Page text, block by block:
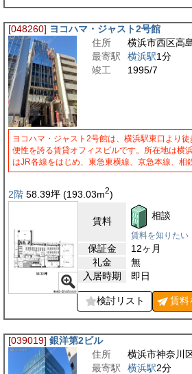
[048260] ヨコハマ・ジャスト2号館
住所
横浜市西区高
最寄駅
横浜駅1分
竣工
1995/7
ヨコハマ・ジャスト2号館は、横浜駅東口より
便性を誇る賃貸オフィスビルです。所在地は横
はJR各線をはじめ、東急東横線、京急本線、相
2階 58.39坪 (193.03m2)
賃料 相談
賃料を知りたい
保証金
12ヶ月
礼金
無
入居時期
即日
検討リスト 賃料
[039019] 銀洋第2ビル
住所
横浜市神奈川
最寄駅
横浜駅2分